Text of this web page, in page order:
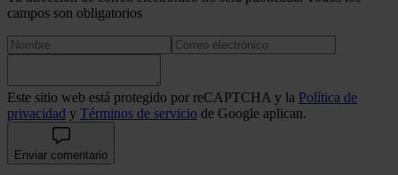
campos son obligatorios
Este sitio web está protegido por reCAPTCHA y la Política de
privacidad y Términos de servicio de Google aplican.
Enviar comentario